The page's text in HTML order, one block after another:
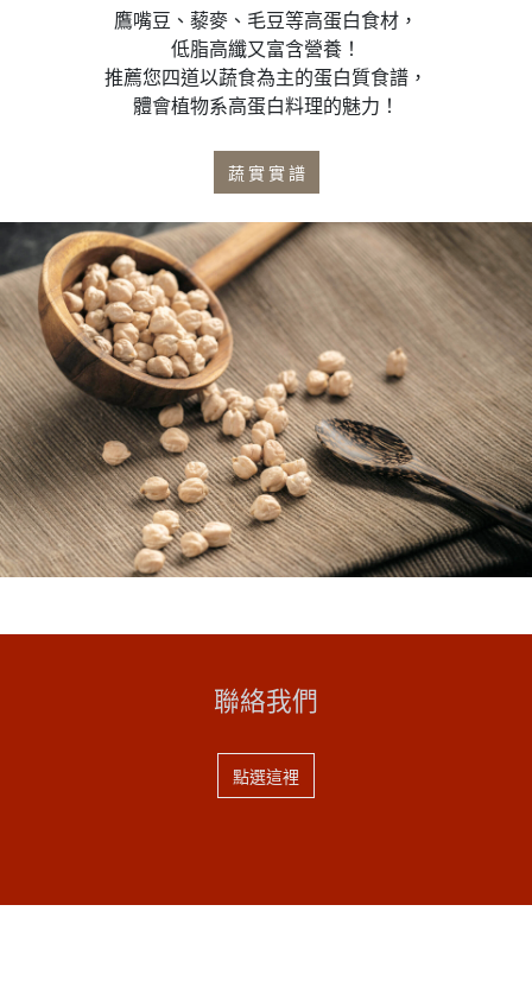
鷹嘴豆、藜麥、毛豆等高蛋白食材，
低脂高纖又富含營養！
推薦您四道以蔬食為主的蛋白質食譜，
體會植物系高蛋白料理的魅力！
蔬 ​​實 實 譜
聯絡我們
點選這裡